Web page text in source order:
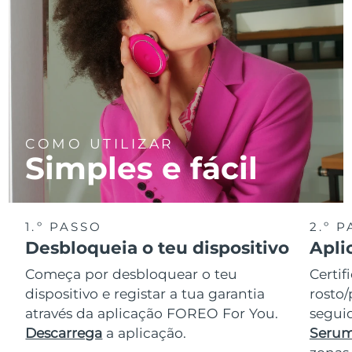
COMO UTILIZAR
Simples e fácil
1.º PASSO
Desbloqueia o teu dispositivo
Começa por desbloquear o teu
dispositivo e registar a tua garantia
através da aplicação FOREO For You.
Descarrega a aplicação.
2.º
rosto/